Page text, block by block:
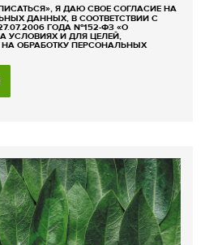
Я ДАЮ СВОЕ СОГЛАСИЕ НА
ДАННЫХ, В СООТВЕТСТВИИ С
ГОДА №152-ФЗ «О
УСЛОВИЯХ И ДЛЯ ЦЕЛЕЙ,
ОБРАБОТКУ ПЕРСОНАЛЬНЫХ